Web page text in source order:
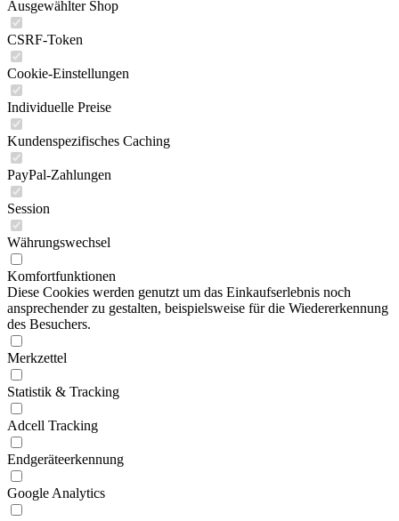
Ausgewählter Shop
CSRF-Token
Cookie-Einstellungen
Individuelle Preise
Kundenspezifisches Caching
PayPal-Zahlungen
Session
Währungswechsel
Komfortfunktionen
Diese Cookies werden genutzt um das Einkaufserlebnis noch
ansprechender zu gestalten, beispielsweise für die Wiedererkennung
des Besuchers.
Merkzettel
Statistik & Tracking
Adcell Tracking
Endgeräteerkennung
Google Analytics